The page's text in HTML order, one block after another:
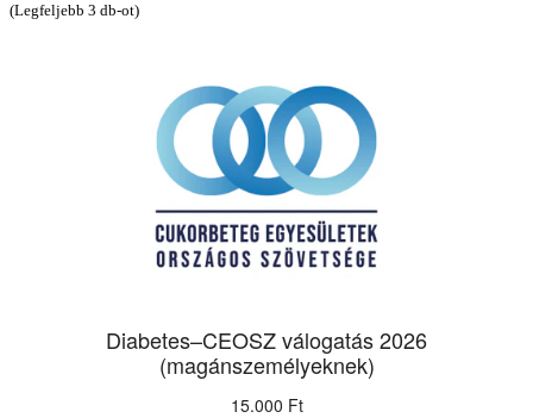
(Legfeljebb 3 db-ot)